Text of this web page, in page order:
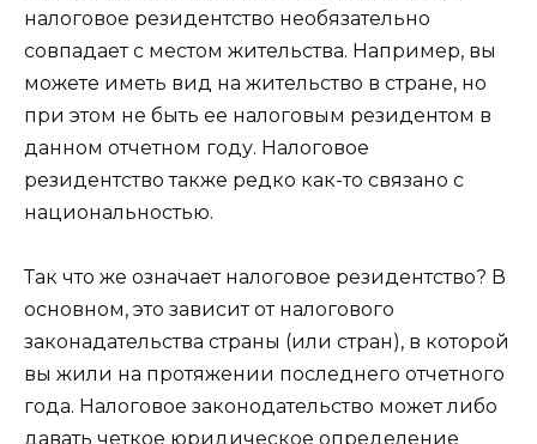
налоговое резидентство необязательно
совпадает с местом жительства. Например, вы
можете иметь вид на жительство в стране, но
при этом не быть ее налоговым резидентом в
данном отчетном году. Налоговое
резидентство также редко как-то связано с
национальностью.
Так что же означает налоговое резидентство? В
основном, это зависит от налогового
законадательства страны (или стран), в которой
вы жили на протяжении последнего отчетного
года. Налоговое законодательство может либо
давать четкое юридическое определение